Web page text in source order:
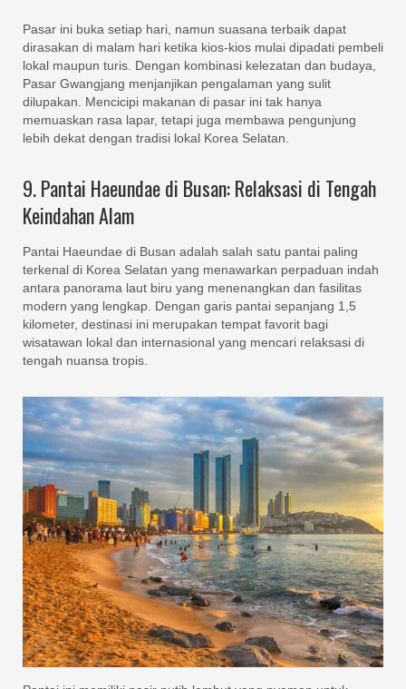
Pasar ini buka setiap hari, namun suasana terbaik dapat
dirasakan di malam hari ketika kios-kios mulai dipadati pembeli
lokal maupun turis. Dengan kombinasi kelezatan dan budaya,
Pasar Gwangjang menjanjikan pengalaman yang sulit
dilupakan. Mencicipi makanan di pasar ini tak hanya
memuaskan rasa lapar, tetapi juga membawa pengunjung
lebih dekat dengan tradisi lokal Korea Selatan.
9. Pantai Haeundae di Busan: Relaksasi di Tengah
Keindahan Alam
Pantai Haeundae di Busan adalah salah satu pantai paling
terkenal di Korea Selatan yang menawarkan perpaduan indah
antara panorama laut biru yang menenangkan dan fasilitas
modern yang lengkap. Dengan garis pantai sepanjang 1,5
kilometer, destinasi ini merupakan tempat favorit bagi
wisatawan lokal dan internasional yang mencari relaksasi di
tengah nuansa tropis.